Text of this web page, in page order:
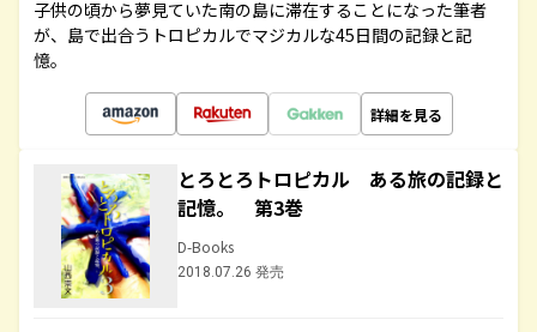
子供の頃から夢見ていた南の島に滞在することになった筆者
が、島で出合うトロピカルでマジカルな45日間の記録と記
憶。
詳細を見る
とろとろトロピカル ある旅の記録と
記憶。 第3巻
D-Books
2018.07.26 発売